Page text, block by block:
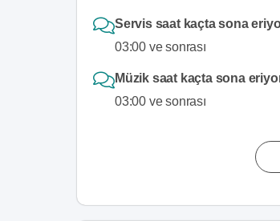
Servis saat kaçta sona
03:00 ve sonrası
Müzik saat kaçta sona
03:00 ve sonrası